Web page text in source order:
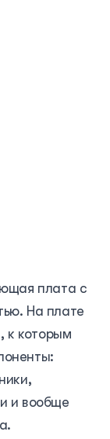
плата с
На плате
к которым
и вообще